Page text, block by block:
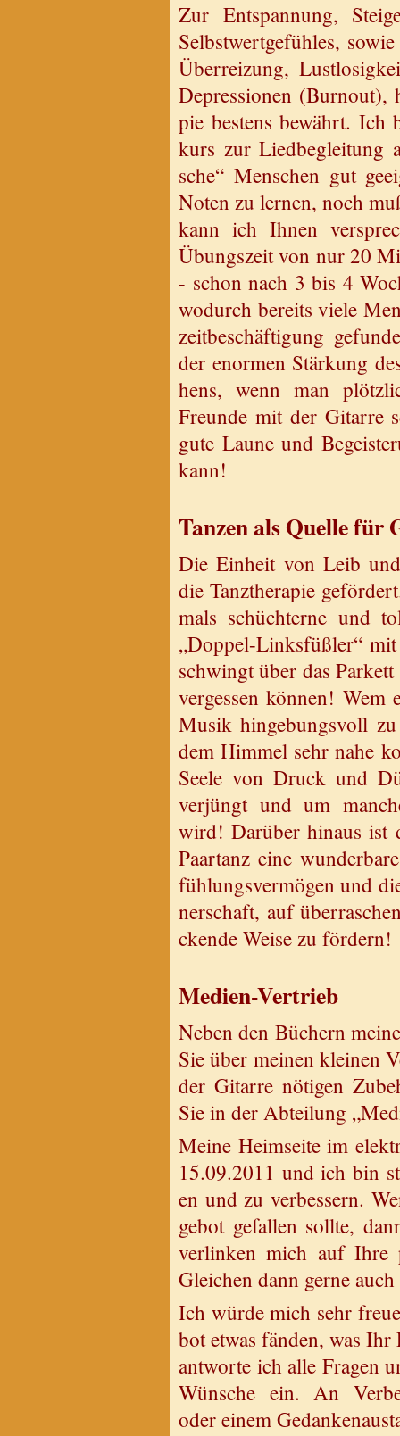
Zur Ent­span­nung,
Selbst­wert­ge­füh­les,
Über­rei­zung,
De­pres­sio­nen
pie bes­tens be­währt.
kurs zur Lied­be­glei­tung
sche“ Men­schen gut
Noten zu ler­nen, noch
kann ich Ihnen
Übungs­zeit von nur 20
- schon nach 3 bis 4
wo­durch be­reits viele
zeit­be­schäf­ti­gung
der enor­men Stär­kung
hens, wenn man
Freun­de mit der Gi­tar­re
gute Laune und
kann!
Tan­zen als Quel­le für
Die Ein­heit von Leib
die Tanz­the­ra­pie
mals schüch­ter­ne und
„Dop­pel-Links­füß­ler“
schwingt über das
ver­ges­sen kön­nen!
Musik hin­ge­bungs­voll
dem Him­mel sehr nahe
Seele von Druck und
ver­jüngt und um
wird! Dar­über hin­aus ist
Paar­tanz eine
füh­lungs­ver­mö­gen und
ner­schaft, auf
cken­de Weise zu för­dern!
Me­di­en-Ver­trieb
Neben den Bü­chern
Sie über mei­nen klei­nen
der Gi­tar­re nö­ti­gen
Sie in der Ab­tei­lung
Meine Heim­sei­te im
15.09.2011 und ich bin
en und zu ver­bes­sern.
ge­bot ge­fal­len soll­te,
ver­lin­ken mich auf Ihre
Glei­chen dann gerne
Ich würde mich sehr
bot etwas fän­den, was
ant­wor­te ich alle Fra­gen
Wün­sche ein. An
oder einem